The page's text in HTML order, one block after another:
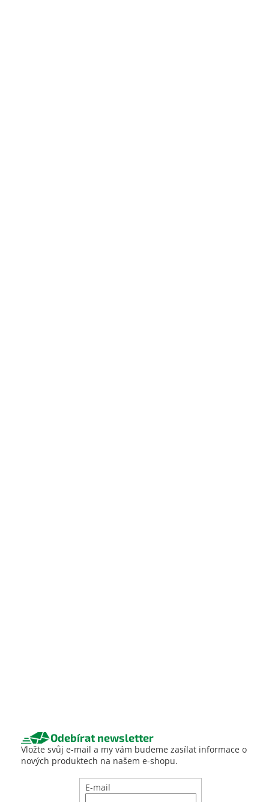
Odebírat newsletter
Vložte svůj e-mail a my vám budeme zasílat informace o
nových produktech na našem e-shopu.
E-mail